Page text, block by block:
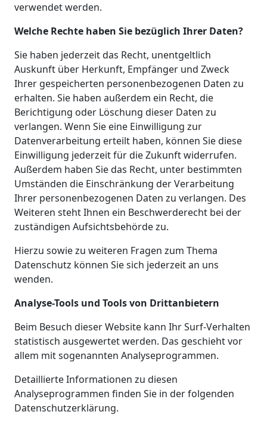
verwendet werden.
Welche Rechte haben Sie bezüglich Ihrer Daten?
Sie haben jederzeit das Recht, unentgeltlich
Auskunft über Herkunft, Empfänger und Zweck
Ihrer gespeicherten personenbezogenen Daten zu
erhalten. Sie haben außerdem ein Recht, die
Berichtigung oder Löschung dieser Daten zu
verlangen. Wenn Sie eine Einwilligung zur
Datenverarbeitung erteilt haben, können Sie diese
Einwilligung jederzeit für die Zukunft widerrufen.
Außerdem haben Sie das Recht, unter bestimmten
Umständen die Einschränkung der Verarbeitung
Ihrer personenbezogenen Daten zu verlangen. Des
Weiteren steht Ihnen ein Beschwerderecht bei der
zuständigen Aufsichtsbehörde zu.
Hierzu sowie zu weiteren Fragen zum Thema
Datenschutz können Sie sich jederzeit an uns
wenden.
Analyse-Tools und Tools von Drittanbietern
Beim Besuch dieser Website kann Ihr Surf-Verhalten
statistisch ausgewertet werden. Das geschieht vor
allem mit sogenannten Analyseprogrammen.
Detaillierte Informationen zu diesen
Analyseprogrammen finden Sie in der folgenden
Datenschutzerklärung.